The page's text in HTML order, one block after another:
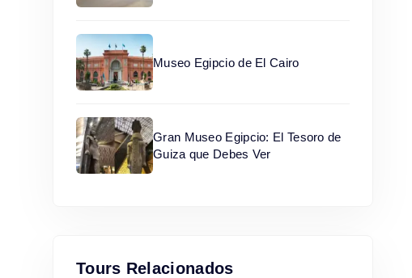
Museo Egipcio de El Cairo
Gran Museo Egipcio: El Tesoro de
Guiza que Debes Ver
Tours Relacionados